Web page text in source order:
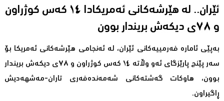
ئێران.. لە هێرشەکانی ئەمریکادا ١٤ کەس کوژراون
و ٧٨ی دیکەش بریندار بوون
بەپێی ئامارە فەرمییەکانی ئێران، لە ئەنجامی هێرشەکانی ئەمریکا بۆ
سەر پێنج پارێزگای ئەو وڵاتە ١٤ کەس کوژراون و ٧٨ی دیکەش بریندار
بوون، هاوکات گەشتەکانی شەمەندەفەری تاران-مەشهەدیش
ڕاگیراون.